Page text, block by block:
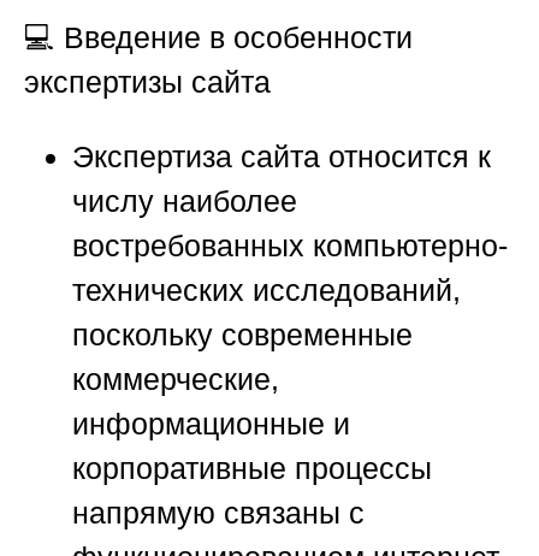
💻 Введение в особенности
экспертизы сайта
Экспертиза сайта относится к
числу наиболее
востребованных компьютерно-
технических исследований,
поскольку современные
коммерческие,
информационные и
корпоративные процессы
напрямую связаны с